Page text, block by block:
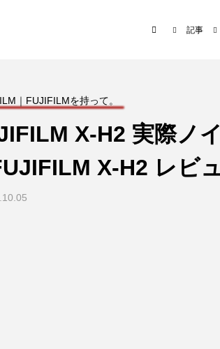
記事
｜FUJIFILMを持って。
X-H2 実際ノ
X-H2 レビ